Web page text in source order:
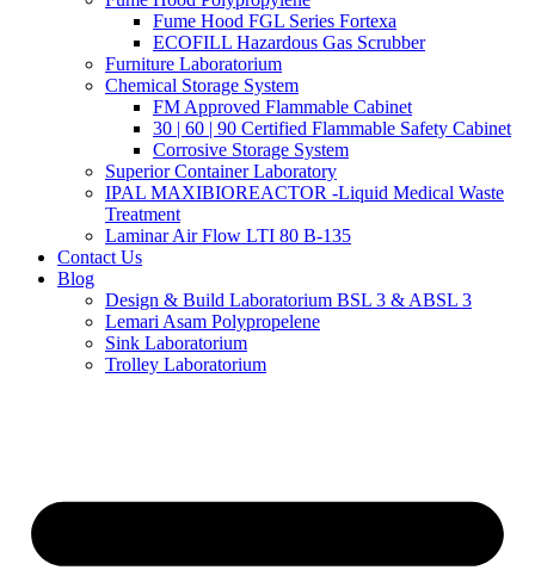
Fume Hood FGL Series Fortexa
ECOFILL Hazardous Gas Scrubber
Furniture Laboratorium
Chemical Storage System
FM Approved Flammable Cabinet
30 | 60 | 90 Certified Flammable Safety Cabinet
Corrosive Storage System
Superior Container Laboratory
IPAL MAXIBIOREACTOR -Liquid Medical Waste
Treatment
Laminar Air Flow LTI 80 B-135
Contact Us
Blog
Design & Build Laboratorium BSL 3 & ABSL 3
Lemari Asam Polypropelene
Sink Laboratorium
Trolley Laboratorium